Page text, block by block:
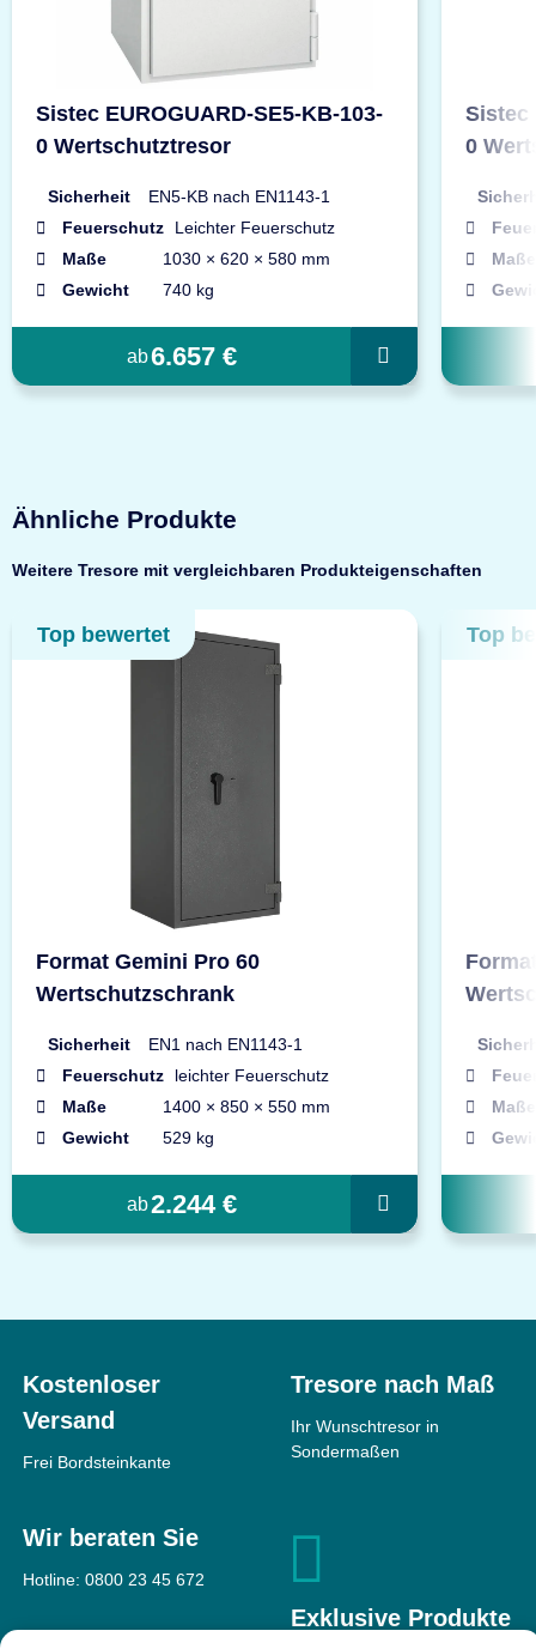
Sistec EUROGUARD-SE5-KB-103-
0 Wertschutztresor
Sicherheit
EN5-KB nach EN1143-1
Feuerschutz
Leichter Feuerschutz
Maße
1030 × 620 × 580 mm
Gewicht
740 kg
ab6.657 €
Sistec
0
Maße
Ähnliche Produkte
Weitere Tresore mit vergleichbaren Produkteigenschaften
Top bewertet
Format Gemini Pro 60
Wertschutzschrank
Sicherheit
EN1 nach EN1143-1
Feuerschutz
leichter Feuerschutz
Maße
1400 × 850 × 550 mm
Gewicht
529 kg
ab2.244 €
Top
Maße
Kostenloser
Versand
Frei Bordsteinkante
Tresore nach Maß
Ihr Wunschtresor in
Sondermaßen
Wir beraten Sie
Hotline: 0800 23 45 672
Exklusive Produkte